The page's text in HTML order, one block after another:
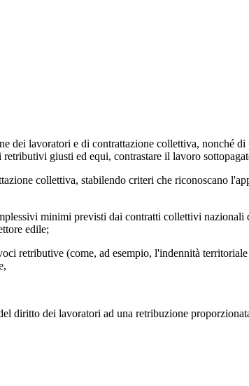
lavoratori e di contrattazione collettiva, nonché di
giusti ed equi, contrastare il lavoro
collettiva, stabilendo criteri che riconoscano
minimi previsti dai contratti collettivi nazionali
edile;
(come, ad esempio, l'indennità territoriale
diritto dei lavoratori ad una retribuzione